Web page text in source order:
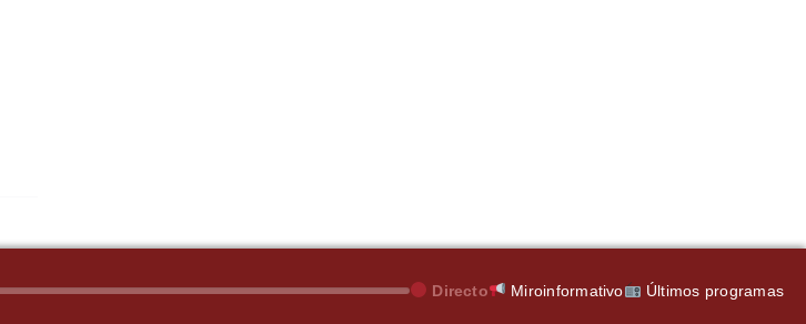
Directo Miroinformativo Últimos programas